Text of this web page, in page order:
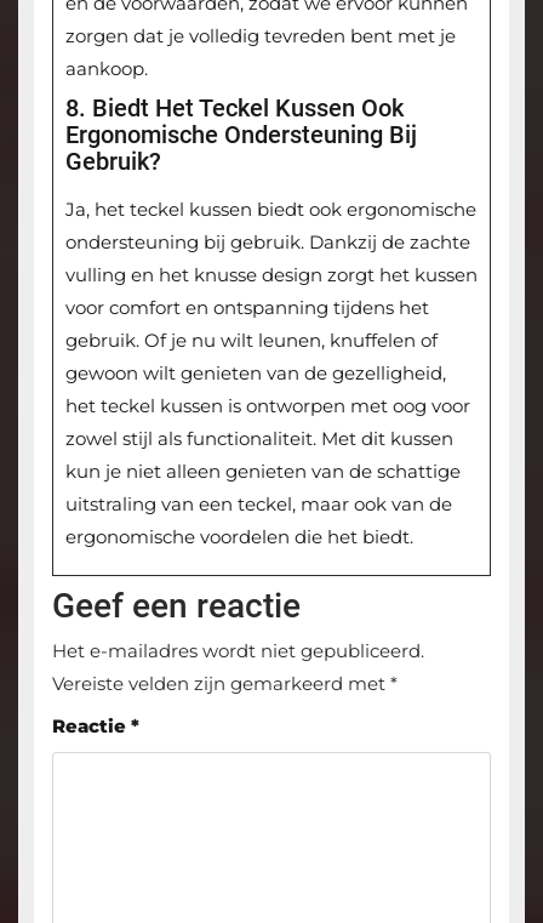
zorgen dat je volledig tevreden bent met je
aankoop.
8. Biedt Het Teckel Kussen Ook
Ergonomische Ondersteuning Bij
Gebruik?
Ja, het teckel kussen biedt ook ergonomische
ondersteuning bij gebruik. Dankzij de zachte
vulling en het knusse design zorgt het kussen
voor comfort en ontspanning tijdens het
gebruik. Of je nu wilt leunen, knuffelen of
gewoon wilt genieten van de gezelligheid,
het teckel kussen is ontworpen met oog voor
zowel stijl als functionaliteit. Met dit kussen
kun je niet alleen genieten van de schattige
uitstraling van een teckel, maar ook van de
ergonomische voordelen die het biedt.
Geef een reactie
Het e-mailadres wordt niet gepubliceerd.
Vereiste velden zijn gemarkeerd met *
Reactie *